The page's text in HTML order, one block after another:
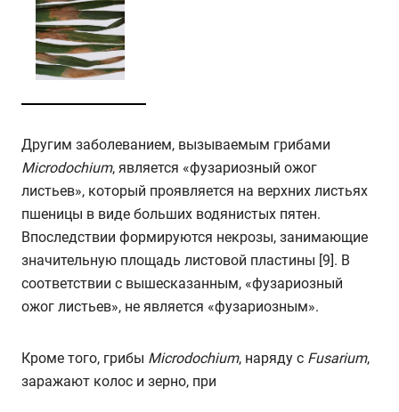
Другим заболеванием, вызываемым грибами
Microdochium, является «фузариозный ожог
листьев», который проявляется на верхних листьях
пшеницы в виде больших водянистых пятен.
Впоследствии формируются некрозы, занимающие
значительную площадь листовой пластины [9]. В
соответствии с вышесказанным, «фузариозный
ожог листьев», не является «фузариозным».
Кроме того, грибы Microdochium, наряду с Fusarium,
заражают колос и зерно, при